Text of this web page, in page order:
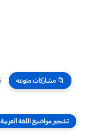
📁 مشاركات منوعه
تشجير مواضيع اللغة العربية